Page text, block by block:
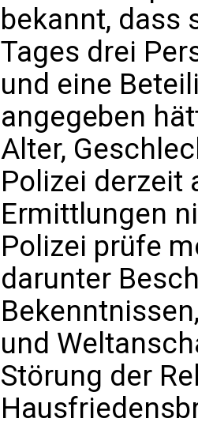
bekannt, dass
Tages drei
und eine
angegeben
Alter,
Polizei derzeit
Ermittlungen
Polizei prüfe
darunter
und
Störung der